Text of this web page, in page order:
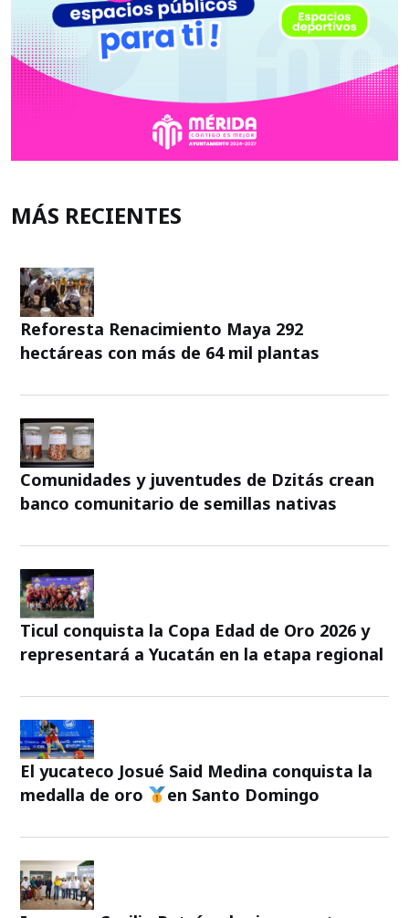
MÁS RECIENTES
Reforesta Renacimiento Maya 292
hectáreas con más de 64 mil plantas
Comunidades y juventudes de Dzitás crean
banco comunitario de semillas nativas
Ticul conquista la Copa Edad de Oro 2026 y
representará a Yucatán en la etapa regional
El yucateco Josué Said Medina conquista la
medalla de oro
en Santo Domingo